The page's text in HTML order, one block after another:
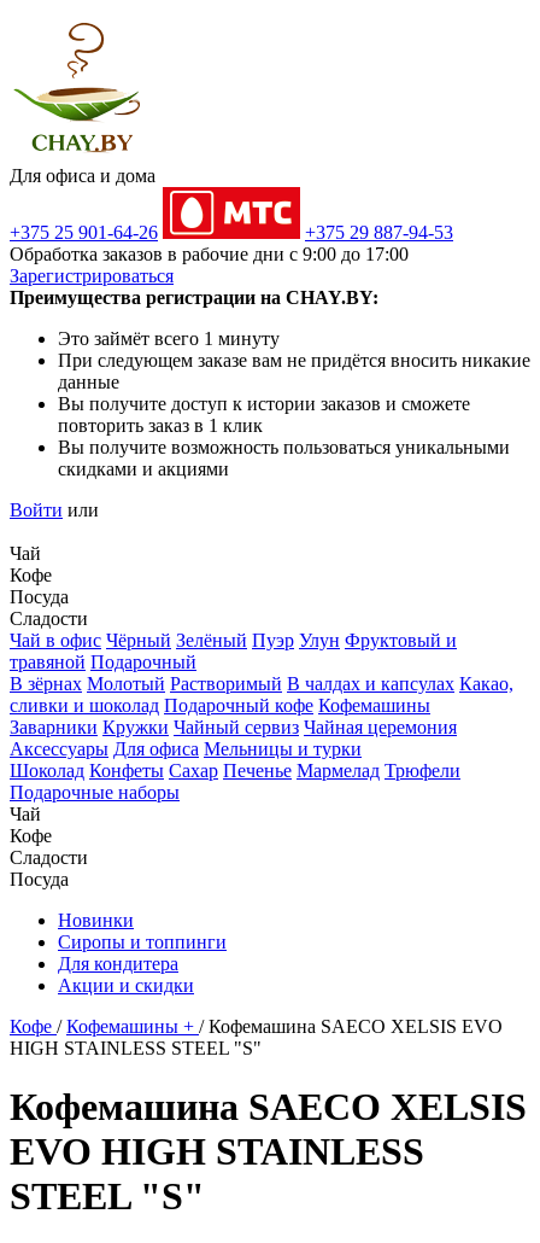
Для офиса и дома
+375 25 901-64-26
+375 29 887-94-53
Обработка заказов в рабочие дни с 9:00 до 17:00
Зарегистрироваться
Преимущества регистрации на CHAY.BY:
Это займёт всего 1 минуту
При следующем заказе вам не придётся вносить никакие
данные
Вы получите доступ к истории заказов и сможете
повторить заказ в 1 клик
Вы получите возможность пользоваться уникальными
скидками и акциями
Войти или
Чай
Кофе
Посуда
Сладости
Чай в офис Чёрный Зелёный Пуэр Улун Фруктовый и
травяной Подарочный
В зёрнах Молотый Растворимый В чалдах и капсулах Какао,
сливки и шоколад Подарочный кофе Кофемашины
Заварники Кружки Чайный сервиз Чайная церемония
Аксессуары Для офиса Мельницы и турки
Шоколад Конфеты Сахар Печенье Мармелад Трюфели
Подарочные наборы
Чай
Кофе
Сладости
Посуда
Новинки
Сиропы и топпинги
Для кондитера
Акции и скидки
Кофе /Кофемашины + /Кофемашина SAECO XELSIS EVO
HIGH STAINLESS STEEL "S"
Кофемашина SAECO XELSIS
EVO HIGH STAINLESS
STEEL "S"